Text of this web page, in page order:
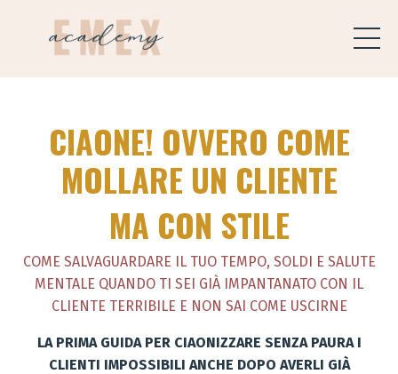
CIAONE! OVVERO COME
MOLLARE UN CLIENTE
MA CON STILE
COME SALVAGUARDARE IL TUO TEMPO, SOLDI E SALUTE
MENTALE QUANDO TI SEI GIÀ IMPANTANATO CON IL
CLIENTE TERRIBILE E NON SAI COME USCIRNE
LA PRIMA GUIDA PER CIAONIZZARE SENZA PAURA I
CLIENTI IMPOSSIBILI ANCHE DOPO AVERLI GIÀ